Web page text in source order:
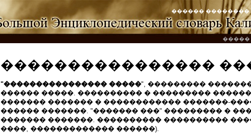
������ ��������
�����
����������������
"���������������� �����", ���������
������ �����. ���������� � ��������� �������
������� ������� � ������������
������ �������. "������� ���" ��������� �
������� �������. ���������� ����������
����, ������������� ������).